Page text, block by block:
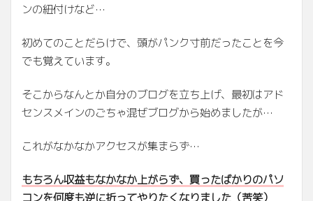
ンの紐付けなど…
初めてのことだらけで、頭がパンク寸前だったことを今
でも覚えています。
そこからなんとか自分のブログを立ち上げ、最初はアド
センスメインのごちゃ混ぜブログから始めましたが…
これがなかなかアクセスが集まらず…
もちろん収益もなかなか上がらず、買ったばかりのパソ
コンを何度も逆に折ってやりたくなりました（苦笑）